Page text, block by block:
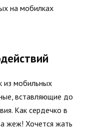
на мобилках
из мобильных
вставляющие до
Как сердечко в
жеж! Хочется жать